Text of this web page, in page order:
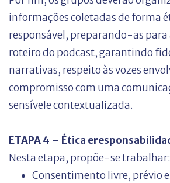
informações coletadas de forma
responsável, preparando-as para
roteiro do podcast, garantindo
narrativas, respeito às vozes
compromisso com uma
sensívele contextualizada.
ETAPA 4 – Ética
Nesta etapa, propõe-se trabalhar:
Consentimento livre, prévio